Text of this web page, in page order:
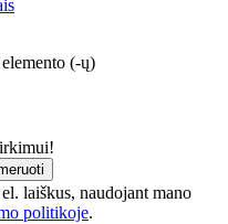
(-ų)
laiškus, naudojant mano
politikoje.